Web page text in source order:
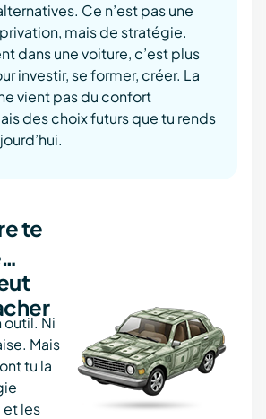
Ce n’est pas une
mais de stratégie.
dans une voiture, c’est plus
investir, se former, créer. La
vient pas du confort
des choix futurs que tu rends
te
outil. Ni
Mais
tu la
et les